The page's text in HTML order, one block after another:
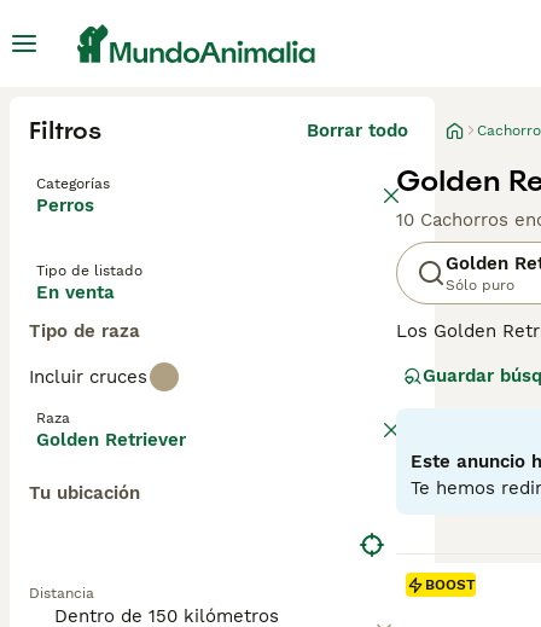
Filtros Borrar todo
Categorías
Perros
Tipo de listado
En venta
Tipo de raza
Incluir cruces
Raza
Golden Retriever
Tu ubicación
Distancia
Golden
10 Cachorros
Golden
Sólo puro
Los Golden
Lee nuestra
Guardar
Este anuncio
Te hemos
BOOST